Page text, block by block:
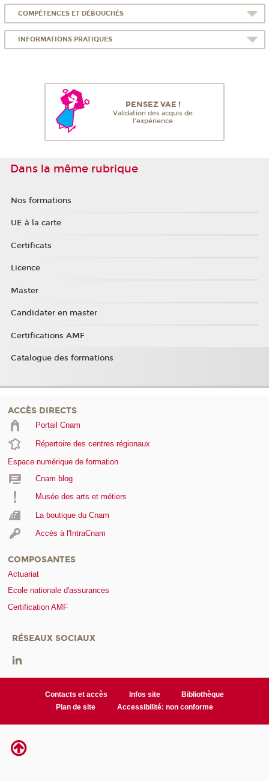
COMPÉTENCES ET DÉBOUCHÉS
INFORMATIONS PRATIQUES
PENSEZ VAE !
Validation des acquis de
l'expérience
Dans la même rubrique
Nos formations
UE à la carte
Certificats
Licence
Master
Candidater en master
Certifications AMF
Catalogue des formations
ACCÈS DIRECTS
Portail Cnam
Répertoire des centres régionaux
Espace numérique de formation
Cnam blog
Musée des arts et métiers
La boutique du Cnam
Accès à l'IntraCnam
COMPOSANTES
Actuariat
Ecole nationale d'assurances
Certification AMF
RÉSEAUX SOCIAUX
Contacts et accès Infos site
Bibliothèque
Plan de site
Accessibilité: non conforme